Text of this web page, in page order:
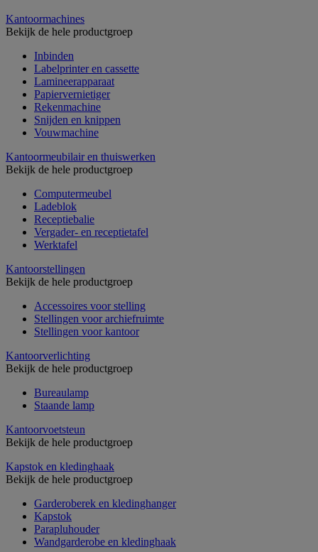
Kantoormachines
Bekijk de hele productgroep
Inbinden
Labelprinter en cassette
Lamineerapparaat
Papiervernietiger
Rekenmachine
Snijden en knippen
Vouwmachine
Kantoormeubilair en thuiswerken
Bekijk de hele productgroep
Computermeubel
Ladeblok
Receptiebalie
Vergader- en receptietafel
Werktafel
Kantoorstellingen
Bekijk de hele productgroep
Accessoires voor stelling
Stellingen voor archiefruimte
Stellingen voor kantoor
Kantoorverlichting
Bekijk de hele productgroep
Bureaulamp
Staande lamp
Kantoorvoetsteun
Bekijk de hele productgroep
Kapstok en kledinghaak
Bekijk de hele productgroep
Garderoberek en kledinghanger
Kapstok
Parapluhouder
Wandgarderobe en kledinghaak